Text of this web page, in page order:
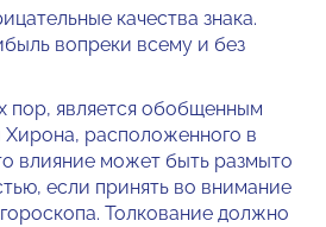
качества знака.
вопреки всему и без
пор, является обобщенным
Хирона, расположенного в
влияние может быть размыто
если принять во внимание
Толкование должно